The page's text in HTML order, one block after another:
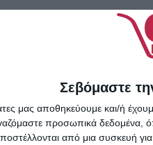
Σεβόμαστε
μας αποθηκεύουμε και/ή
προσωπικά δεδομένα,
από μια συσκευή για